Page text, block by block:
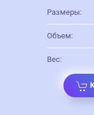
Размеры:
Объем:
Вес: